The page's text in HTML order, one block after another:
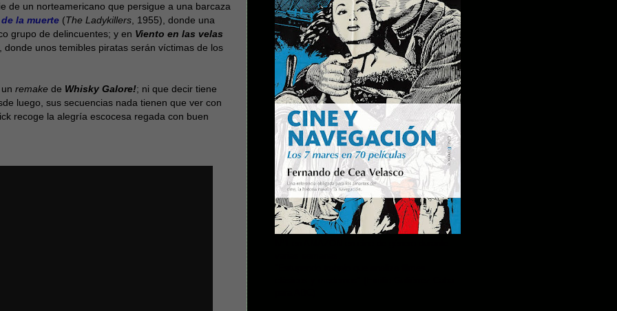
de un norteamericano que persigue a una barcaza
la muerte (The Ladykillers , 1955), donde una
grupo de delincuentes; y en Viento en las velas
donde unos temibles piratas serán víctimas de los
remake de Whisky Galore!; ni que decir tiene
luego, sus secuencias nada tienen que ver con
recoge la alegría escocesa regada con buen